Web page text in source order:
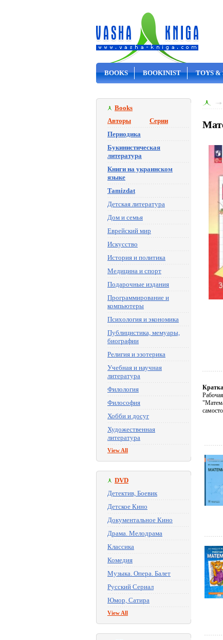
BOOKS BOOKINIST TOYS &
Books
Авторы
Серии
Периодика
Букинистическая
литература
Книги на украинском
языке
Tamizdat
Детская литература
Дом и семья
Еврейский мир
Искусство
История и политика
Медицина и спорт
Подарочные издания
Программирование и
компьютеры
Психология и экономика
Публицистика, мемуары,
биографии
Религия и эзотерика
Учебная и научная
литература
Филология
Философия
Хобби и досуг
Художественная
литература
View All
DVD
Детектив, Боевик
Детское Кино
Документальное Кино
Драма. Мелодрама
Классика
Комедия
Музыка. Опера. Балет
Русский Сериал
Юмор, Сатира
View All